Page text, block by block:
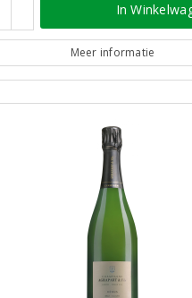
In
Meer informatie